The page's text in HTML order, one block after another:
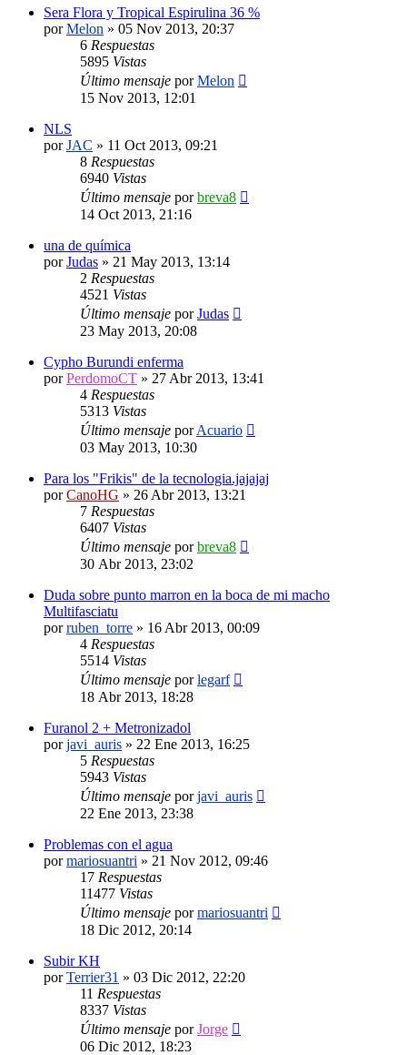
Sera Flora y Tropical Espirulina 36 %
porMelon » 05 Nov 2013, 20:37
6 Respuestas
5895 Vistas
Último mensaje porMelon
15 Nov 2013, 12:01
NLS
porJAC » 11 Oct 2013, 09:21
8 Respuestas
6940 Vistas
Último mensaje porbreva8
14 Oct 2013, 21:16
una de química
porJudas » 21 May 2013, 13:14
2 Respuestas
4521 Vistas
Último mensaje porJudas
23 May 2013, 20:08
Cypho Burundi enferma
porPerdomoCT » 27 Abr 2013, 13:41
4 Respuestas
5313 Vistas
Último mensaje porAcuario
03 May 2013, 10:30
Para los "Frikis" de la tecnologia.jajajaj
porCanoHG » 26 Abr 2013, 13:21
7 Respuestas
6407 Vistas
Último mensaje porbreva8
30 Abr 2013, 23:02
Duda sobre punto marron en la boca de mi macho
Multifasciatu
porruben_torre » 16 Abr 2013, 00:09
4 Respuestas
5514 Vistas
Último mensaje porlegarf
18 Abr 2013, 18:28
Furanol 2 + Metronizadol
porjavi_auris » 22 Ene 2013, 16:25
5 Respuestas
5943 Vistas
Último mensaje porjavi_auris
22 Ene 2013, 23:38
Problemas con el agua
pormariosuantri » 21 Nov 2012, 09:46
17 Respuestas
11477 Vistas
Último mensaje pormariosuantri
18 Dic 2012, 20:14
Subir KH
porTerrier31 » 03 Dic 2012, 22:20
11 Respuestas
8337 Vistas
Último mensaje porJorge
06 Dic 2012, 18:23